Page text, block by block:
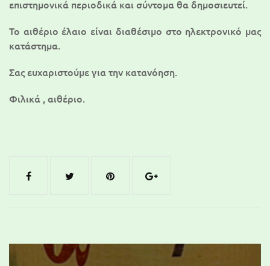
επιστημονικά περιοδικά και σύντομα θα δημοσιευτεί.
To αιθέριο έλαιο είναι διαθέσιμο στο ηλεκτρονικό μας
κατάστημα.
Σας ευχαριστούμε για την κατανόηση.
Φιλικά , αιθέριο.